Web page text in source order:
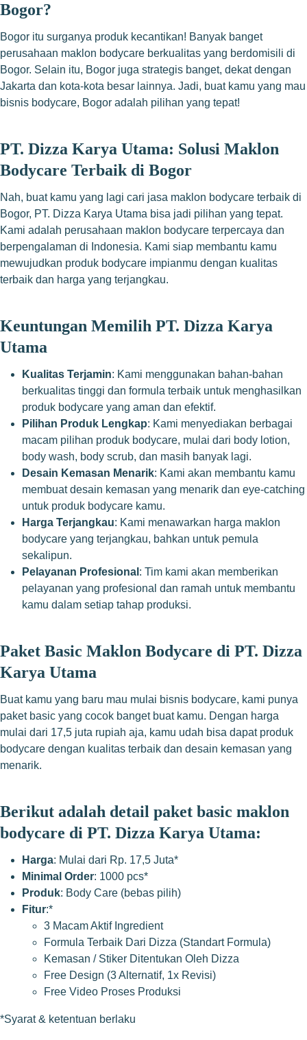
Bogor?
Bogor itu surganya produk kecantikan! Banyak banget
perusahaan maklon bodycare berkualitas yang berdomisili di
Bogor. Selain itu, Bogor juga strategis banget, dekat dengan
Jakarta dan kota-kota besar lainnya. Jadi, buat kamu yang mau
bisnis bodycare, Bogor adalah pilihan yang tepat!
PT. Dizza Karya Utama: Solusi Maklon
Bodycare Terbaik di Bogor
Nah, buat kamu yang lagi cari jasa maklon bodycare terbaik di
Bogor, PT. Dizza Karya Utama bisa jadi pilihan yang tepat.
Kami adalah perusahaan maklon bodycare terpercaya dan
berpengalaman di Indonesia. Kami siap membantu kamu
mewujudkan produk bodycare impianmu dengan kualitas
terbaik dan harga yang terjangkau.
Keuntungan Memilih PT. Dizza Karya
Utama
Kualitas Terjamin: Kami menggunakan bahan-bahan
berkualitas tinggi dan formula terbaik untuk menghasilkan
produk bodycare yang aman dan efektif.
Pilihan Produk Lengkap: Kami menyediakan berbagai
macam pilihan produk bodycare, mulai dari body lotion,
body wash, body scrub, dan masih banyak lagi.
Desain Kemasan Menarik: Kami akan membantu kamu
membuat desain kemasan yang menarik dan eye-catching
untuk produk bodycare kamu.
Harga Terjangkau: Kami menawarkan harga maklon
bodycare yang terjangkau, bahkan untuk pemula
sekalipun.
Pelayanan Profesional : Tim kami akan memberikan
pelayanan yang profesional dan ramah untuk membantu
kamu dalam setiap tahap produksi.
Paket Basic Maklon Bodycare di PT. Dizza
Karya Utama
Buat kamu yang baru mau mulai bisnis bodycare, kami punya
paket basic yang cocok banget buat kamu. Dengan harga
mulai dari 17,5 juta rupiah aja, kamu udah bisa dapat produk
bodycare dengan kualitas terbaik dan desain kemasan yang
menarik.
Berikut adalah detail paket basic maklon
bodycare di PT. Dizza Karya Utama:
Harga: Mulai dari Rp. 17,5 Juta*
Minimal Order: 1000 pcs*
Produk: Body Care (bebas pilih)
Fitur:*
3 Macam Aktif Ingredient
Formula Terbaik Dari Dizza (Standart Formula)
Kemasan / Stiker Ditentukan Oleh Dizza
Free Design (3 Alternatif, 1x Revisi)
Free Video Proses Produksi
*Syarat & ketentuan berlaku